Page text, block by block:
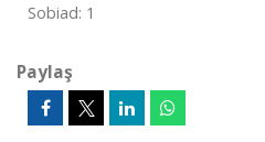
Sobiad: 1
Paylaş